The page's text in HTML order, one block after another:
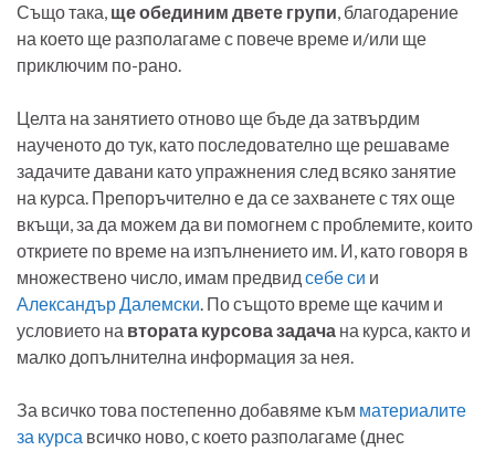
Също така, ще обединим двете групи, благодарение
на което ще разполагаме с повече време и/или ще
приключим по-рано.
Целта на занятието отново ще бъде да затвърдим
наученото до тук, като последователно ще решаваме
задачите давани като упражнения след всяко занятие
на курса. Препоръчително е да се захванете с тях още
вкъщи, за да можем да ви помогнем с проблемите, които
откриете по време на изпълнението им. И, като говоря в
множествено число, имам предвид себе си и
Александър Далемски. По същото време ще качим и
условието на втората курсова задача на курса, както и
малко допълнителна информация за нея.
За всичко това постепенно добавяме към материалите
за курса всичко ново, с което разполагаме (днес